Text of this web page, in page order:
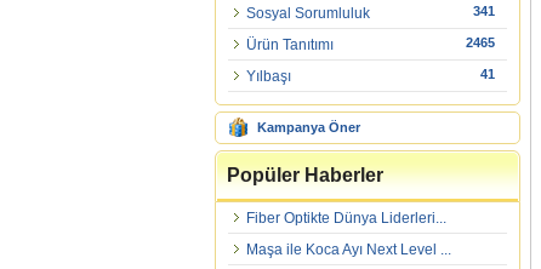
Sosyal Sorumluluk 341
Ürün Tanıtımı 2465
Yılbaşı 41
Kampanya Öner
Popüler Haberler
Fiber Optikte Dünya Liderleri...
Maşa ile Koca Ayı Next Level ...